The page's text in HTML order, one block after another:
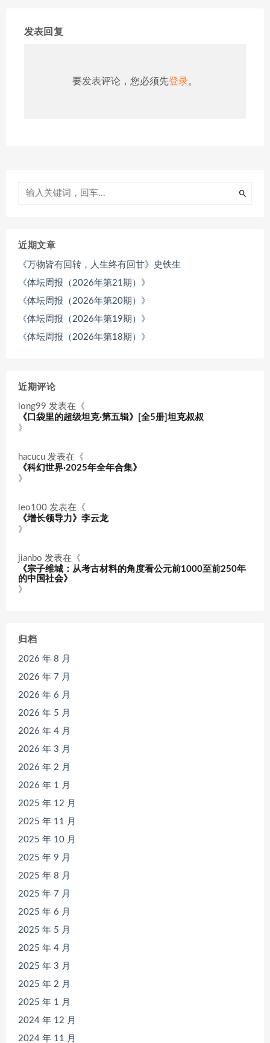
发表回复
要发表评论，您必须先登录。
近期文章
《万物皆有回转，人生终有回甘》史铁生
《体坛周报（2026年第21期）》
《体坛周报（2026年第20期）》
《体坛周报（2026年第19期）》
《体坛周报（2026年第18期）》
近期评论
long99 发表在《
《口袋里的超级坦克·第五辑》[全5册]坦克叔叔
》
hacucu 发表在《
《科幻世界·2025年全年合集》
》
leo100 发表在《
《增长领导力》李云龙
》
jianbo 发表在《
《宗子维城：从考古材料的角度看公元前1000至前250年
的中国社会》
》
归档
2026 年 8 月
2026 年 7 月
2026 年 6 月
2026 年 5 月
2026 年 4 月
2026 年 3 月
2026 年 2 月
2026 年 1 月
2025 年 12 月
2025 年 11 月
2025 年 10 月
2025 年 9 月
2025 年 8 月
2025 年 7 月
2025 年 6 月
2025 年 5 月
2025 年 4 月
2025 年 3 月
2025 年 2 月
2025 年 1 月
2024 年 12 月
2024 年 11 月